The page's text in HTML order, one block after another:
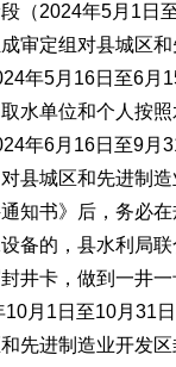
（2024年5月1日
审定组对县城区
年5月16日至6月
水单位和个人按
年6月16日至9月
县城区和先进制
知书》后，务必
备的，县水利局
井卡，做到一井
10月1日至10月31
先进制造业开发